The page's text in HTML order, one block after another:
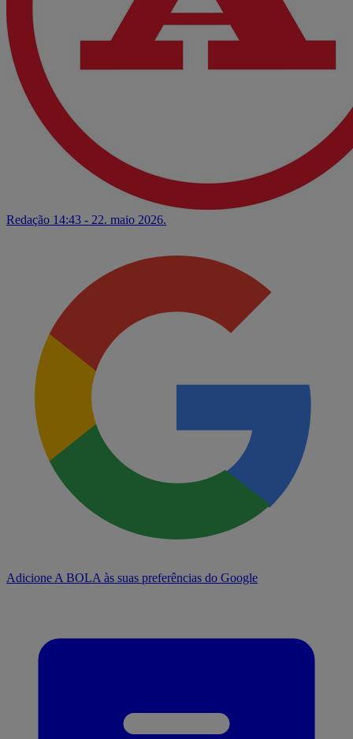
Redação 14:43 - 22. maio 2026.
Adicione A BOLA às suas preferências do Google